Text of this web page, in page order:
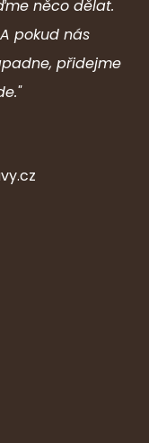
něco dělat.
pokud nás
přidejme